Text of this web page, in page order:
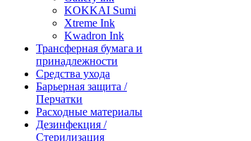
KOKKAI Sumi
Xtreme Ink
Kwadron Ink
Трансферная бумага и
принадлежности
Средства ухода
Барьерная защита /
Перчатки
Расходные материалы
Дезинфекция /
Стерилизация